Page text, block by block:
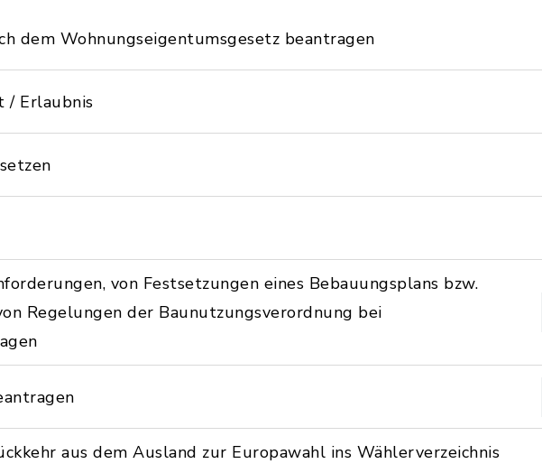
dem Wohnungseigentumsgesetz beantragen
/ Erlaubnis
von Festsetzungen eines Bebauungsplans bzw.
Regelungen der Baunutzungsverordnung bei
aus dem Ausland zur Europawahl ins Wählerverzeichnis